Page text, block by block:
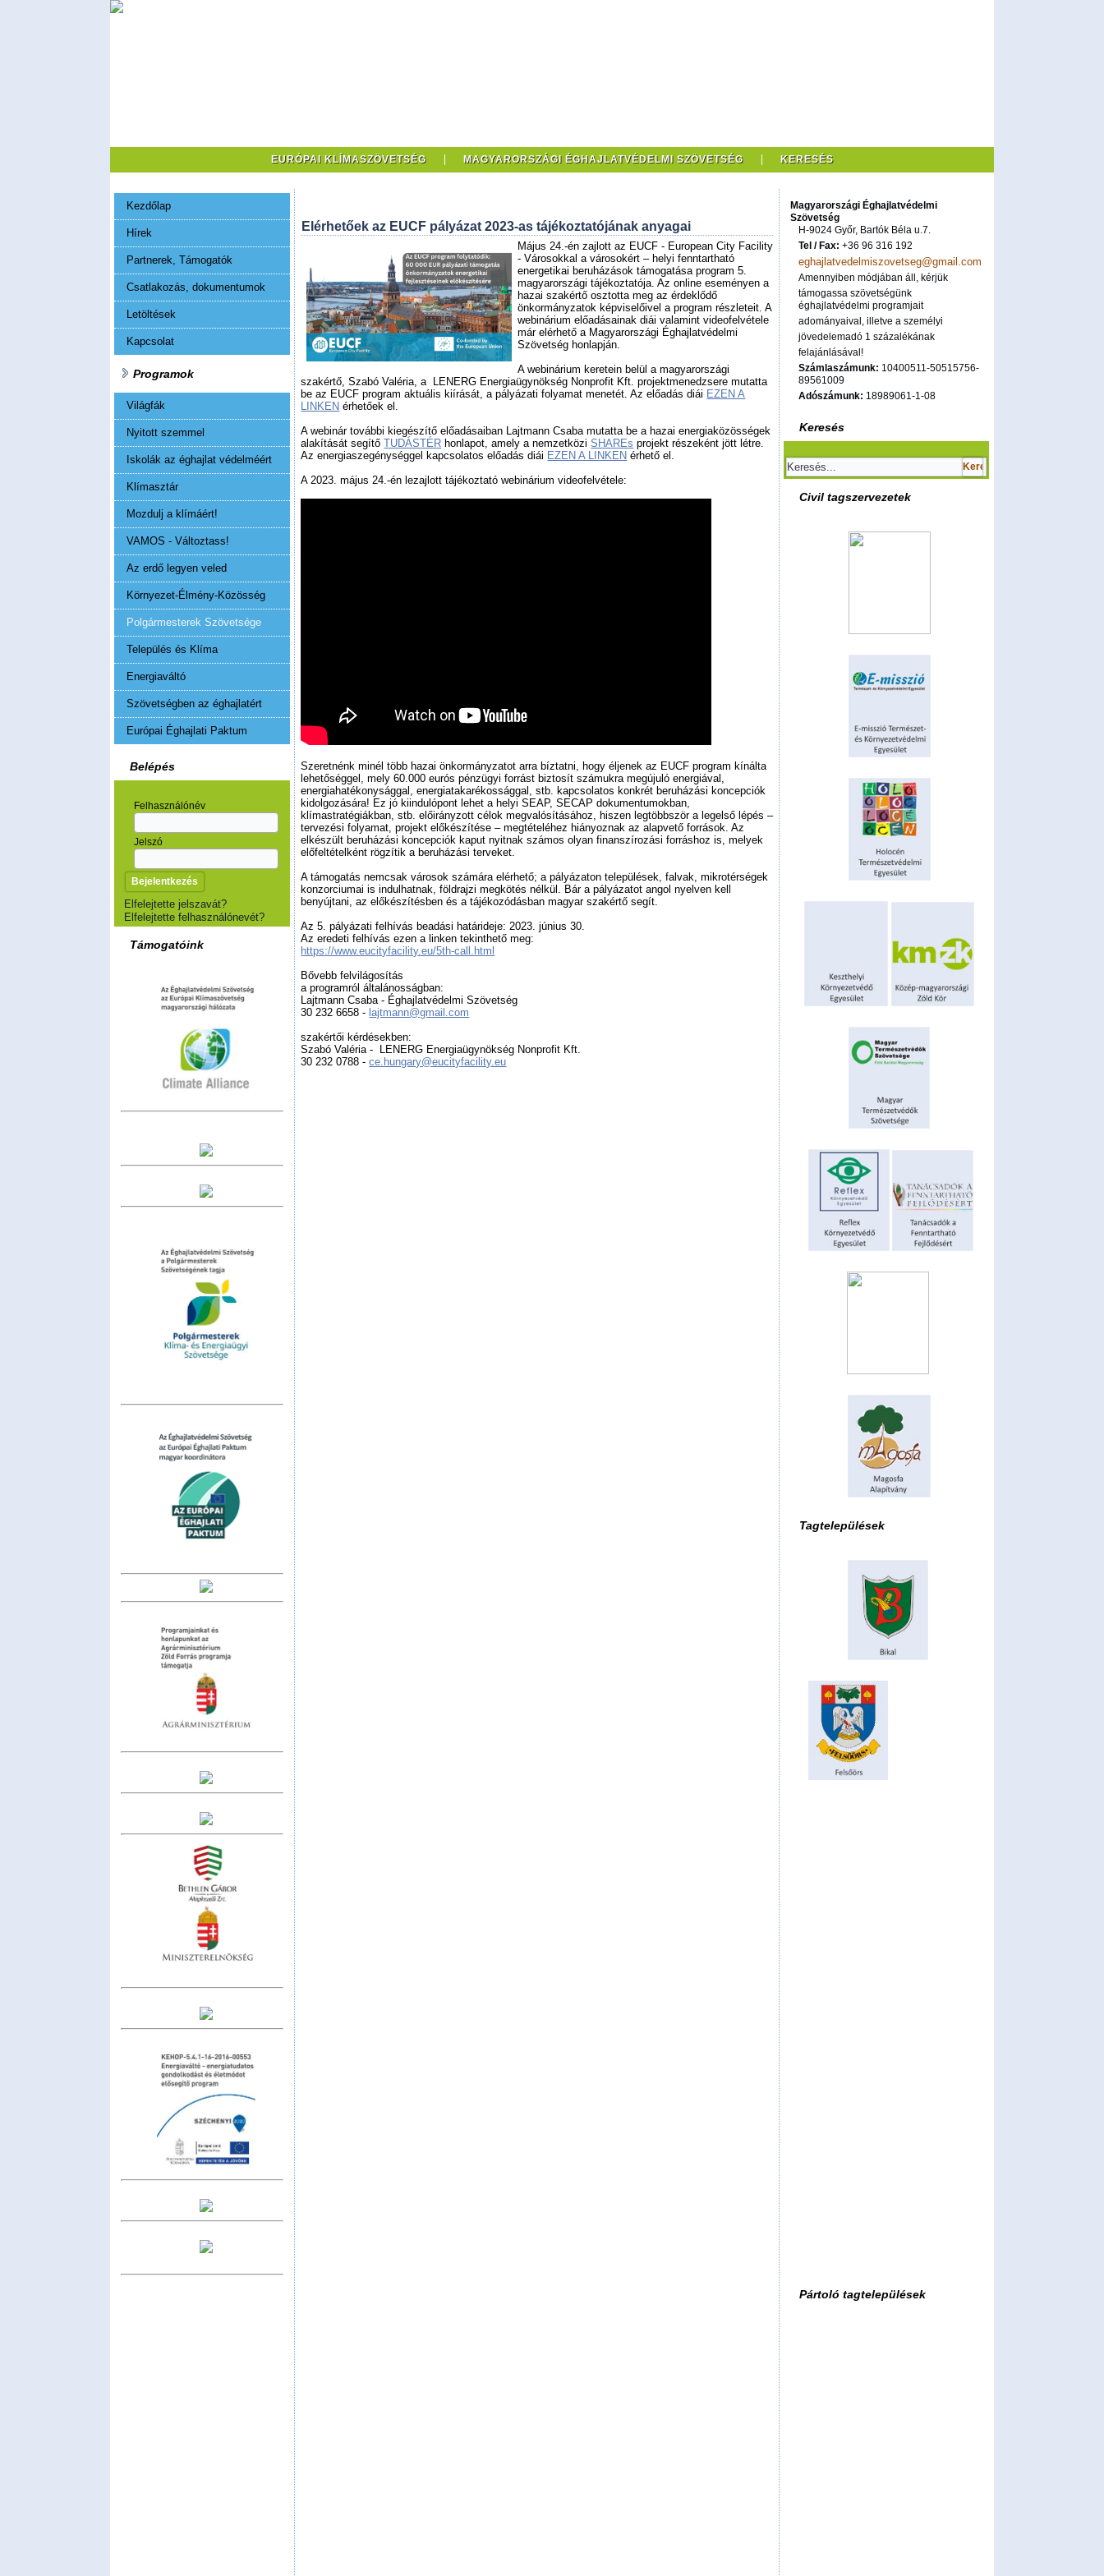
EURÓPAI KLÍMASZÖVETSÉG MAGYARORSZÁGI ÉGHAJLATVÉDELMI SZÖVETSÉG KERESÉS
Kezdőlap
Hírek
Partnerek, Támogatók
Csatlakozás, dokumentumok
Letöltések
Kapcsolat
Programok
Világfák
Nyitott szemmel
Iskolák az éghajlat védelméért
Klímasztár
Mozdulj a klímáért!
VAMOS - Változtass!
Az erdő legyen veled
Környezet-Élmény-Közösség
Polgármesterek Szövetsége
Település és Klíma
Energiaváltó
Szövetségben az éghajlatért
Európai Éghajlati Paktum
Belépés
Felhasználónév
Jelszó
Elfelejtette jelszavát?
Elfelejtette felhasználónevét?
Támogatóink
Elérhetőek az EUCF pályázat 2023-as tájékoztatójának anyagai
Május 24.-én zajlott az EUCF - European City Facility
- Városokkal a városokért – helyi fenntartható
energetikai beruházások támogatása program 5.
magyarországi tájékoztatója. Az online eseményen a
hazai szakértő osztotta meg az érdeklődő
önkormányzatok képviselőivel a program részleteit. A
webinárium előadásainak diái valamint videofelvétele
már elérhető a Magyarországi Éghajlatvédelmi
Szövetség honlapján.
A webinárium keretein belül a magyarországi
szakértő, Szabó Valéria, a LENERG Energiaügynökség Nonprofit Kft. projektmenedzsere mutatta
be az EUCF program aktuális kiírását, a pályázati folyamat menetét. Az előadás diái EZEN A
LINKEN érhetőek el.
A webinár további kiegészítő előadásaiban Lajtmann Csaba mutatta be a hazai energiaközösségek
alakítását segítőTUDÁSTÉR honlapot, amely a nemzetköziSHAREs projekt részeként jött létre.
Az energiaszegénységgel kapcsolatos előadás diái EZEN A LINKEN érhető el.
A 2023. május 24.-én lezajlott tájékoztató webinárium videofelvétele:
Szeretnénk minél több hazai önkormányzatot arra bíztatni, hogy éljenek az EUCF program kínálta
lehetőséggel, mely 60.000 eurós pénzügyi forrást biztosít számukra megújuló energiával,
energiahatékonysággal, energiatakarékossággal, stb. kapcsolatos konkrét beruházási koncepciók
kidolgozására! Ez jó kiindulópont lehet a helyi SEAP, SECAP dokumentumokban,
klímastratégiákban, stb. előirányzott célok megvalósításához, hiszen legtöbbször a legelső lépés –
tervezési folyamat, projekt előkészítése – megtételéhez hiányoznak az alapvető források. Az
elkészült beruházási koncepciók kaput nyitnak számos olyan finanszírozási forráshoz is, melyek
előfeltételként rögzítik a beruházási terveket.
A támogatás nemcsak városok számára elérhető; a pályázaton települések, falvak, mikrotérségek
konzorciumai is indulhatnak, földrajzi megkötés nélkül. Bár a pályázatot angol nyelven kell
benyújtani, az előkészítésben és a tájékozódásban magyar szakértő segít.
Az 5. pályázati felhívás beadási határideje:2023. június 30.
Az eredeti felhívás ezen a linken tekinthető meg:
https://www.eucityfacility.eu/5th-call.html
Bővebb felvilágosítás
a programról általánosságban:
Lajtmann Csaba - Éghajlatvédelmi Szövetség
30 232 6658 - lajtmann@gmail.com
szakértői kérdésekben:
Szabó Valéria - LENERG Energiaügynökség Nonprofit Kft.
30 232 0788 -ce.hungary@eucityfacility.eu
Magyarországi Éghajlatvédelmi
Szövetség
H-9024 Győr, Bartók Béla u.7.
Tel / Fax: +36 96 316 192
eghajlatvedelmiszovetseg@gmail.com
Amennyiben módjában áll, kérjük
támogassa szövetségünk
éghajlatvédelmi programjait
adományaival, illetve a személyi
jövedelemadó 1 százalékának
felajánlásával!
Számlaszámunk: 10400511-50515756-
89561009
Adószámunk: 18989061-1-08
Keresés
Civil tagszervezetek
Tagtelepülések
Pártoló tagtelepülések